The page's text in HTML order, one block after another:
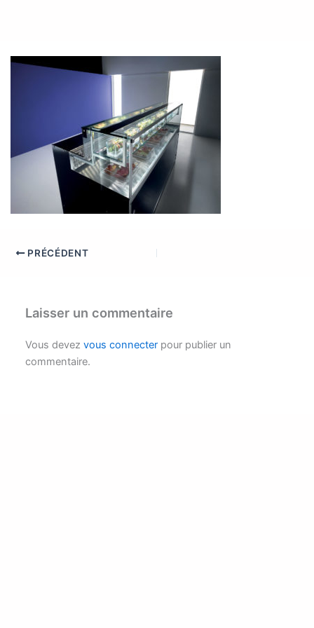
PRÉCÉDENT
Laisser un commentaire
Vous devezvous connecter pour publier un
commentaire.